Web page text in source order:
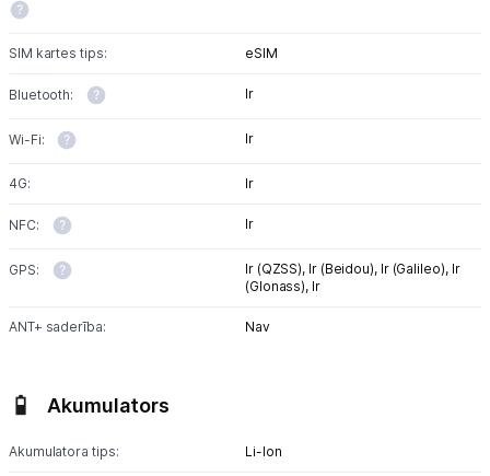
SIM kartes tips: eSIM
Bluetooth: Ir
Wi-Fi: Ir
4G: Ir
NFC: Ir
GPS: Ir (QZSS), Ir (Beidou), Ir (Galileo), Ir
(Glonass), Ir
ANT+ saderība: Nav
Akumulators
Akumulatora tips: Li-lon